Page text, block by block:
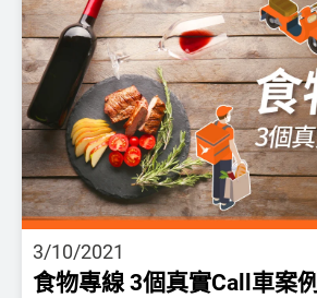
3/10/2021
食物專線 3個真實Call車案例